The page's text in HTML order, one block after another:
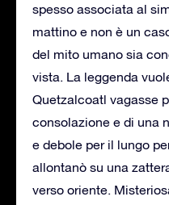
spesso associata al
mattino e non è un
del mito umano sia
vista. La leggenda
Quetzalcoatl vagasse
consolazione e di una
e debole per il lungo
allontanò su una
verso oriente.